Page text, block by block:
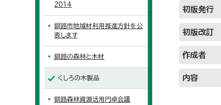
初版発行
初版改訂
作成者
内容
2014
釧路市地域材利用推進方針を公
表します
釧路の森林と木材
くしろの木製品
釧路森林資源活用円卓会議